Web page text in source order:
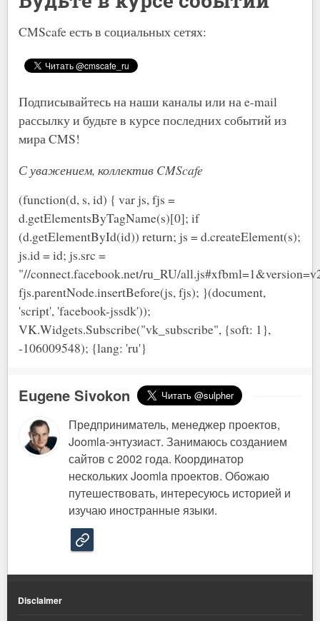
CMScafe есть в социальных сетях:
Подписывайтесь на наши каналы или на e-mail
рассылку и будьте в курсе последних событий из
мира CMS!
С уважением, коллектив CMScafe
(function(d, s, id) { var js, fjs =
d.getElementsByTagName(s)[0]; if
(d.getElementById(id)) return; js = d.createElement(s);
js.id = id; js.src =
"//connect.facebook.net/ru_RU/
fjs.parentNode.insertBefore(js, fjs); }(document,
'script', 'facebook-jssdk'));
VK.Widgets.Subscribe("vk_subscribe", {soft: 1},
-106009548); {lang: 'ru'}
Eugene Sivokon
Предприниматель, менеджер проектов,
Joomla-энтузиаст. Занимаюсь созданием
сайтов с 2002 года. Координатор
нескольких Joomla проектов. Обожаю
путешествовать, интересуюсь историей и
изучаю иностранные языки.
Disclaimer